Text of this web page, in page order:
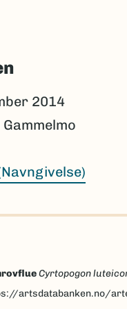
2014
Cyrtopogon
artsdatabanken.no/